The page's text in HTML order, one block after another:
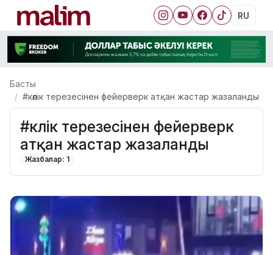
RU
Басты
#көлік терезесінен фейерверк атқан жастар жазаланды
#көлік терезесінен фейерверк
атқан жастар жазаланды
Жазбалар: 1